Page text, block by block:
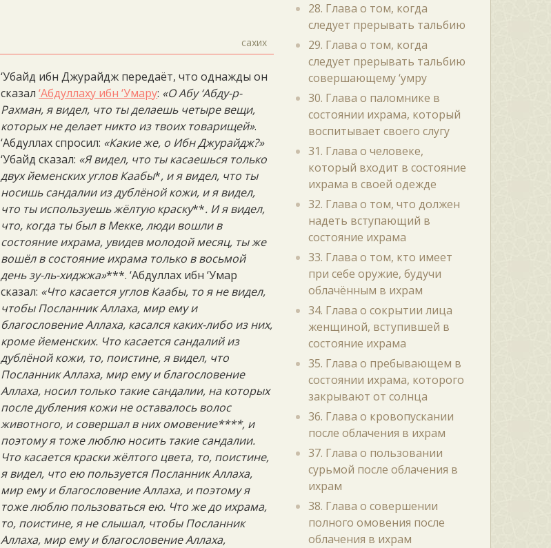
сахих
‘Убайд ибн Джурайдж передаёт, что однажды он
сказал‘Абдуллаху ибн ‘Умару: «О Абу ‘Абду-р-
Рахман, я видел, что ты делаешь четыре вещи,
которых не делает никто из твоих товарищей».
‘Абдуллах спросил: «Какие же, о Ибн Джурайдж?»
‘Убайд сказал: «Я видел, что ты касаешься только
двух йеменских углов Каабы*, и я видел, что ты
носишь сандалии из дублёной кожи, и я видел,
что ты используешь жёлтую краску**. И я видел,
что, когда ты был в Мекке, люди вошли в
состояние ихрама, увидев молодой месяц, ты же
вошёл в состояние ихрама только в восьмой
день зу-ль-хиджжа»***. ‘Абдуллах ибн ‘Умар
сказал: «Что касается углов Каабы, то я не видел,
чтобы Посланник Аллаха, мир ему и
благословение Аллаха, касался каких-либо из них,
кроме йеменских. Что касается сандалий из
дублёной кожи, то, поистине, я видел, что
Посланник Аллаха, мир ему и благословение
Аллаха, носил только такие сандалии, на которых
после дубления кожи не оставалось волос
животного, и совершал в них омовение****, и
поэтому я тоже люблю носить такие сандалии.
Что касается краски жёлтого цвета, то, поистине,
я видел, что ею пользуется Посланник Аллаха,
мир ему и благословение Аллаха, и поэтому я
тоже люблю пользоваться ею. Что же до ихрама,
то, поистине, я не слышал, чтобы Посланник
Аллаха, мир ему и благословение Аллаха,
28. Глава о том, когда
следует прерывать тальбию
29. Глава о том, когда
следует прерывать тальбию
совершающему ‘умру
30. Глава о паломнике в
состоянии ихрама, который
воспитывает своего слугу
31. Глава о человеке,
который входит в состояние
ихрама в своей одежде
32. Глава о том, что должен
надеть вступающий в
состояние ихрама
33. Глава о том, кто имеет
при себе оружие, будучи
облачённым в ихрам
34. Глава о сокрытии лица
женщиной, вступившей в
состояние ихрама
35. Глава о пребывающем в
состоянии ихрама, которого
закрывают от солнца
36. Глава о кровопускании
после облачения в ихрам
37. Глава о пользовании
сурьмой после облачения в
ихрам
38. Глава о совершении
полного омовения после
облачения в ихрам